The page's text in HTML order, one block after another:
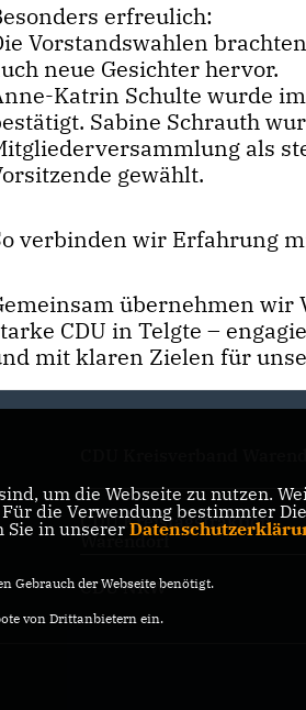
erfreulich:
Vorstandswahlen
neue Gesichter hervor.
Katrin Schulte wurde
Sabine Schrauth
als
gewählt.
verbinden wir Erfahrung
übernehmen wir
CDU in Telgte –
mit klaren Zielen für
CDU Kreistagsfraktion
Warendorf
CDU NRW
um die Webseite zu nutzen.
die Verwendung bestimmter
Sie in unserer
Gebrauch der Webseite benötigt.
von Drittanbietern ein.